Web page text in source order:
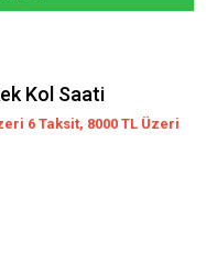
Kol Saati
6 Taksit, 8000 TL Üzeri